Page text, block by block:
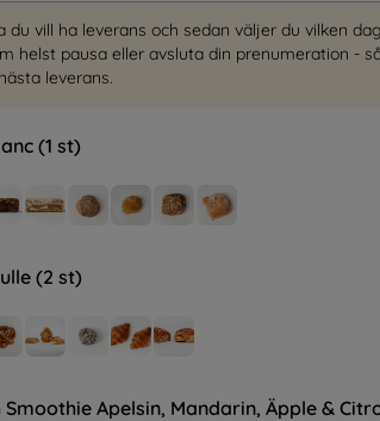
du vill ha leverans och sedan väljer du vilken
helst pausa eller avsluta din prenumeration -
leverans.
(1 st)
(2 st)
Smoothie Apelsin, Mandarin, Äpple &